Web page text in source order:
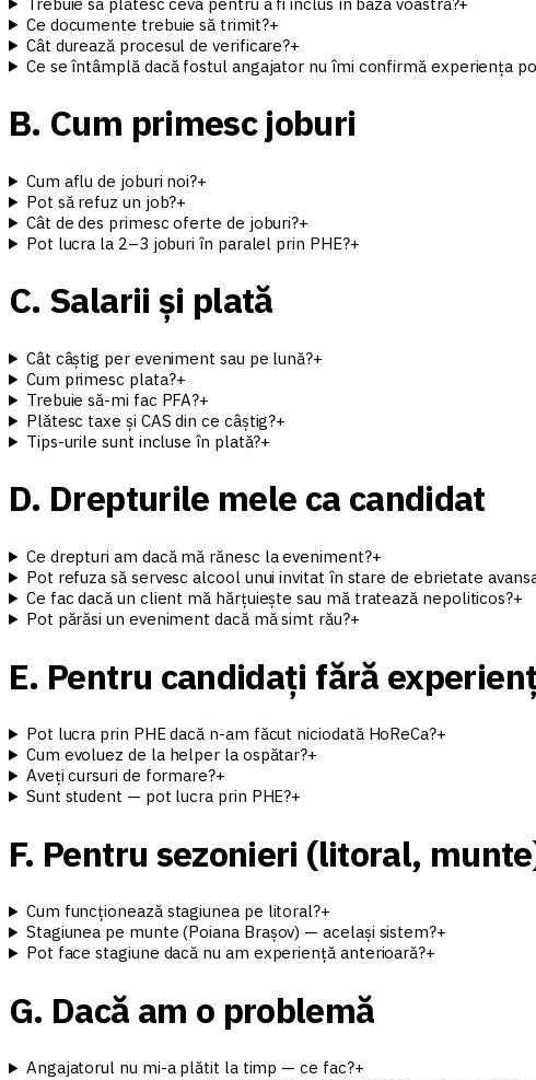
Ce documente trebuie să trimit?+
Cât durează procesul de verificare?+
Ce se întâmplă dacă fostul angajator nu îmi confirmă experiența
B. Cum primesc joburi
Cum aflu de joburi noi?+
Pot să refuz un job?+
Cât de des primesc oferte de joburi?+
Pot lucra la 2–3 joburi în paralel prin PHE?+
C. Salarii și plată
Cât câștig per eveniment sau pe lună?+
Cum primesc plata?+
Trebuie să-mi fac PFA?+
Plătesc taxe și CAS din ce câștig?+
Tips-urile sunt incluse în plată?+
D. Drepturile mele ca candidat
Ce drepturi am dacă mă rănesc la eveniment?+
Pot refuza să servesc alcool unui invitat în stare de ebrietate
Ce fac dacă un client mă hărțuiește sau mă tratează nepoliticos?+
Pot părăsi un eveniment dacă mă simt rău?+
E. Pentru candidați fără
Pot lucra prin PHE dacă n-am făcut niciodată HoReCa?+
Cum evoluez de la helper la ospătar?+
Aveți cursuri de formare?+
Sunt student — pot lucra prin PHE?+
F. Pentru sezonieri (litoral,
Cum funcționează stagiunea pe litoral?+
Stagiunea pe munte (Poiana Brașov) — același sistem?+
Pot face stagiune dacă nu am experiență anterioară?+
G. Dacă am o problemă
Angajatorul nu mi-a plătit la timp — ce fac?+